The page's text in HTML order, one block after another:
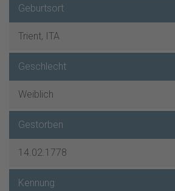
Geburtsort
Trient, ITA
Geschlecht
Weiblich
Gestorben
14.02.1778
Kennung